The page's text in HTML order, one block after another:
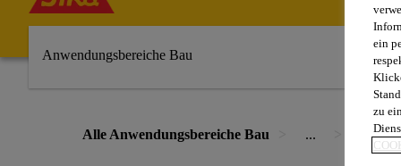
Anwendungsbereiche Bau
Alle Anwendungsbereiche Bau ...
ein
zu